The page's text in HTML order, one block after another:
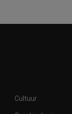
Cultuur